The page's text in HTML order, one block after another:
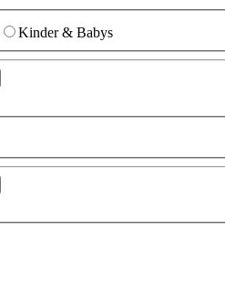
Kinder & Babys